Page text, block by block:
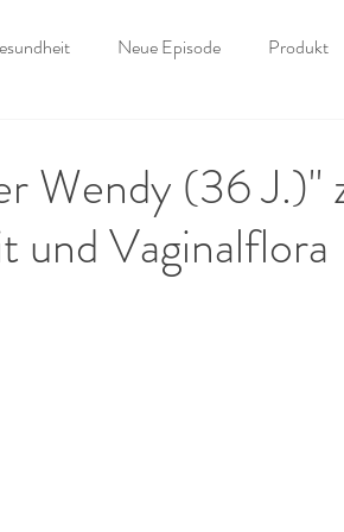
Neue Episode Produkt
Wendy (36 J.)"
und Vaginalflora